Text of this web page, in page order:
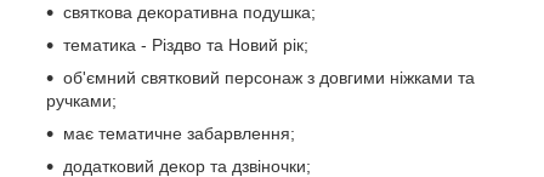
святкова декоративна подушка;
тематика - Різдво та Новий рік;
об'ємний святковий персонаж з довгими ніжками та
ручками;
має тематичне забарвлення;
додатковий декор та дзвіночки;